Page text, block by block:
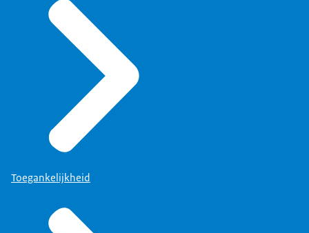
Toegankelijkheid